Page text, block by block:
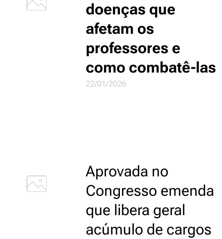
doenças que
afetam os
professores e
como combatê-las
22/01/2026
Aprovada no
Congresso emenda
que libera geral
acúmulo de cargos